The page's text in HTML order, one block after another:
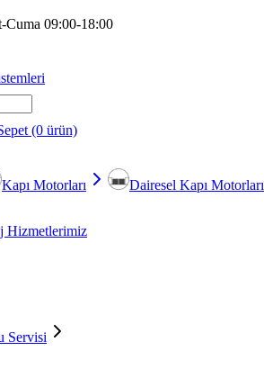
Cuma 09:00-18:00
(0 ürün)
Kapı Motorları Dairesel Kapı Motorları
Hizmetlerimiz
Servisi